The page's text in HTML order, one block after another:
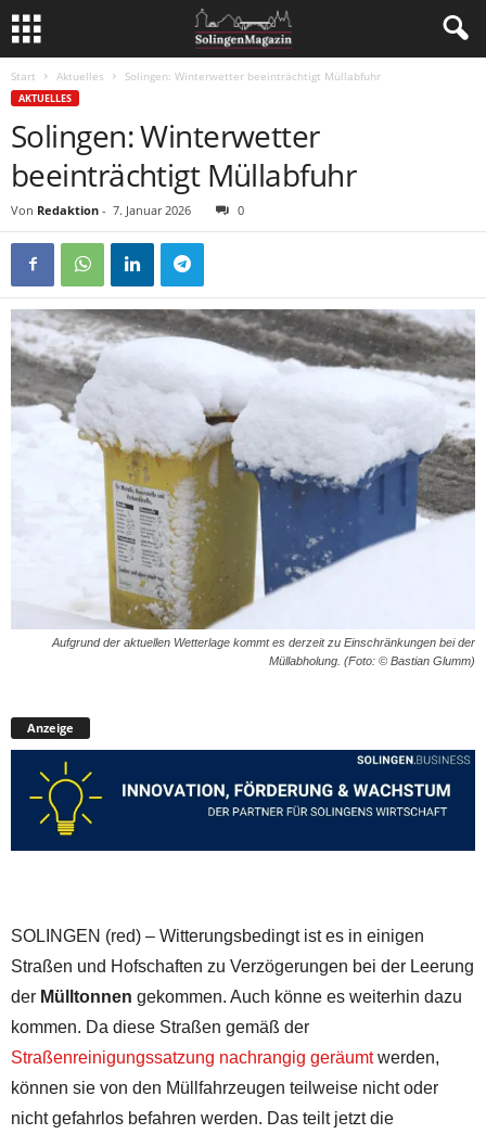
Start Aktuelles Solingen: Winterwetter beeinträchtigt Müllabfuhr
AKTUELLES
Solingen: Winterwetter
beeinträchtigt Müllabfuhr
Von Redaktion - 7. Januar 2026 0
Aufgrund der aktuellen Wetterlage kommt es derzeit zu Einschränkungen bei der
Müllabholung. (Foto: © Bastian Glumm)
Anzeige
SOLINGEN (red) – Witterungsbedingt ist es in einigen
Straßen und Hofschaften zu Verzögerungen bei der Leerung
der Mülltonnen gekommen. Auch könne es weiterhin dazu
kommen. Da diese Straßen gemäß der
Straßenreinigungssatzung nachrangig geräumtwerden,
können sie von den Müllfahrzeugen teilweise nicht oder
nicht gefahrlos befahren werden. Das teilt jetzt die